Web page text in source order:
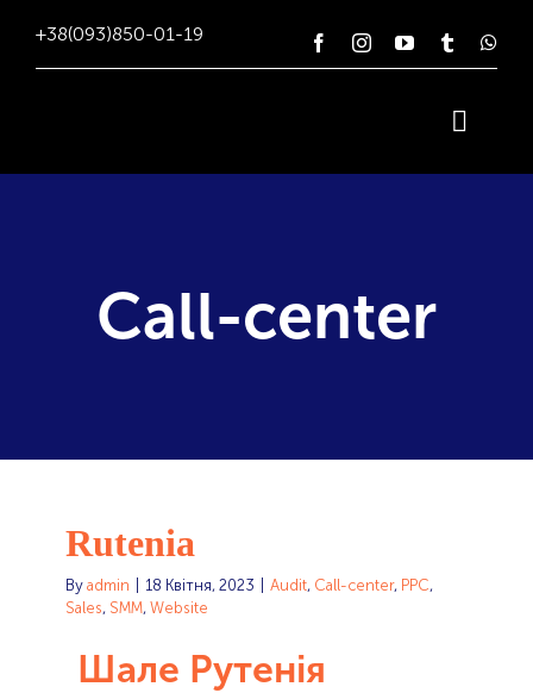
+38(093)850-01-19
Наш досвід
Call-center
Rutenia
By admin 18 Квітня, 2023 Audit, Call-center, PPC,
Sales, SMM, Website
Шале Рутенія